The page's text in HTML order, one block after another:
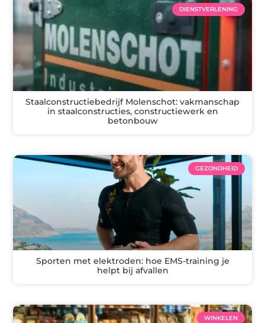
DIENSTVERLENING
Staalconstructiebedrijf Molenschot: vakmanschap
in staalconstructies, constructiewerk en
betonbouw
GEZONDHEID
Sporten met elektroden: hoe EMS-training je
helpt bij afvallen
WINKELEN